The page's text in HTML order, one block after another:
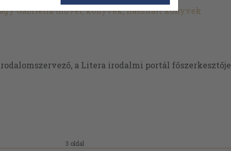
Gabriella művei, könyvek, használt könyvek
a Litera irodalmi portál főszerkesztője.
3 oldal